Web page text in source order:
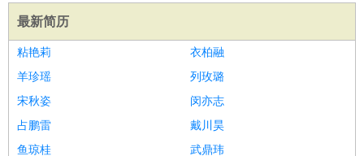
最新简历
粘艳莉
衣柏融
羊珍瑶
列玫璐
宋秋姿
闵亦志
占鹏雷
戴川昊
鱼琼桂
武鼎玮